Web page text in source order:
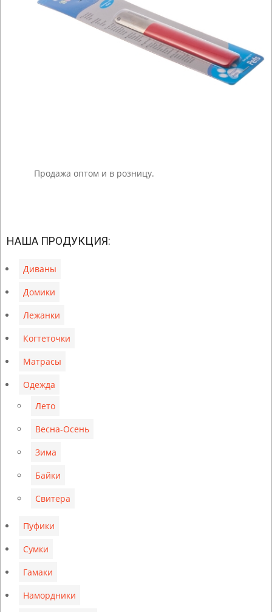
Продажа оптом и в розницу.
01-
НАША ПРОДУКЦИЯ:
Диваны
Домики
Лежанки
Когтеточки
Матрасы
Одежда
Лето
Весна-Осень
Зима
Байки
Свитера
Пуфики
Сумки
Гамаки
Намордники